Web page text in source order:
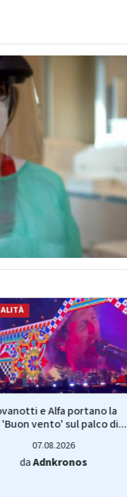
e Alfa portano la
vento' sul palco di...
07.08.2026
daAdnkronos